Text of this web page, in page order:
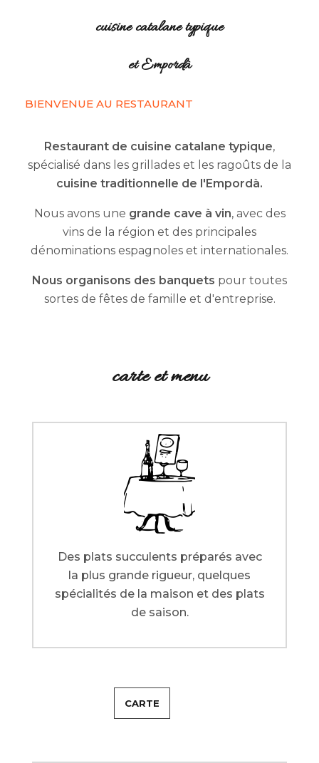
cuisine catalane typique
et Empordà
BIENVENUE AU RESTAURANT
Restaurant de cuisine catalane typique,
spécialisé dans les grillades et les ragoûts de la
cuisine traditionnelle de l'Empordà.
Nous avons une grande cave à vin, avec des
vins de la région et des principales
dénominations espagnoles et internationales.
Nous organisons des banquets pour toutes
sortes de fêtes de famille et d'entreprise.
carte et menu
Des plats succulents préparés avec
la plus grande rigueur, quelques
spécialités de la maison et des plats
de saison.
CARTE